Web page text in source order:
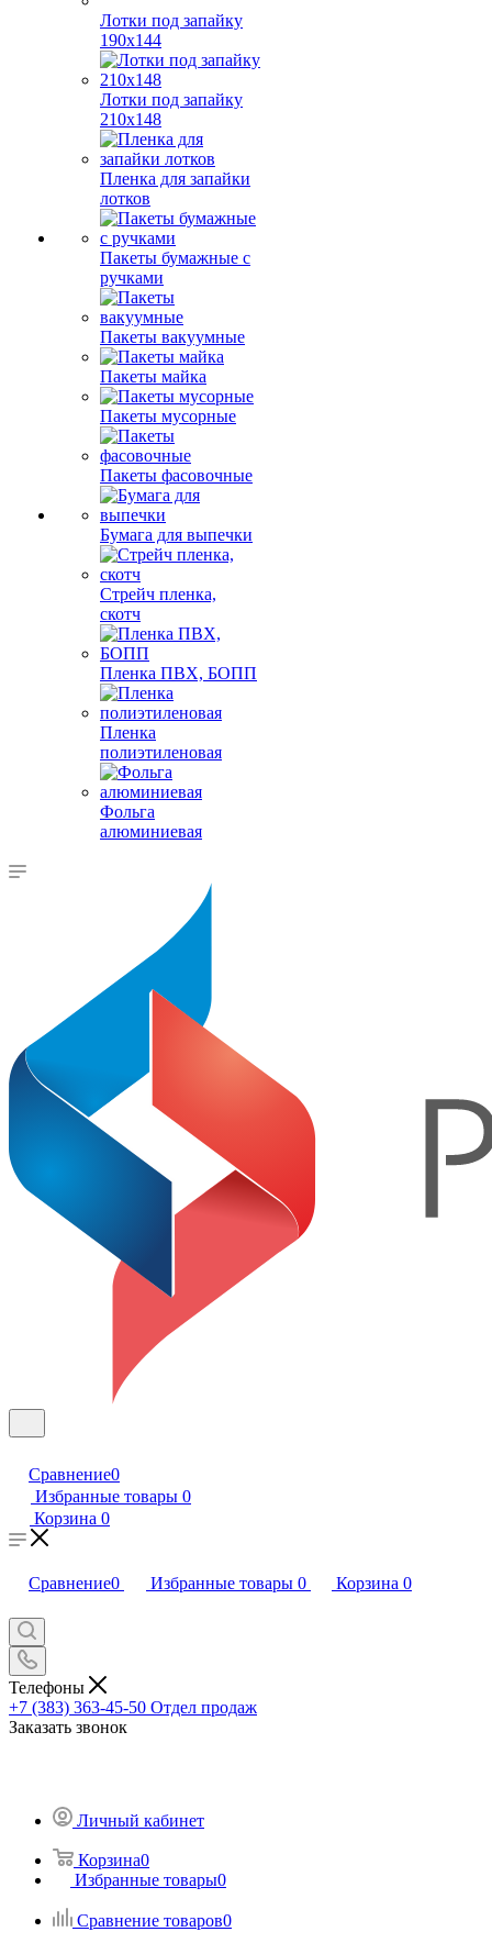
Лотки под запайку
190х144
Лотки под запайку
210х148
Пленка для запайки
лотков
Пакеты бумажные с
ручками
Пакеты вакуумные
Пакеты майка
Пакеты мусорные
Пакеты фасовочные
Бумага для выпечки
Стрейч пленка,
скотч
Пленка ПВХ, БОПП
Пленка
полиэтиленовая
Фольга
алюминиевая
Сравнение0
Избранные товары 0
Корзина 0
Сравнение0 Избранные товары 0 Корзина 0
Телефоны
+7 (383) 363-45-50 Отдел продаж
Заказать звонок
Личный кабинет
Корзина0
Избранные товары0
Сравнение товаров0